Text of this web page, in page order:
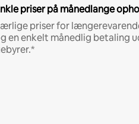
priser på månedlange
priser for
en enkelt månedlig betaling